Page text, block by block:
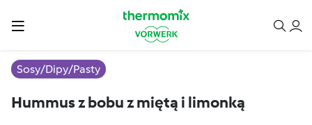
Sosy/Dipy/Pasty
Hummus z bobu z miętą i limonką